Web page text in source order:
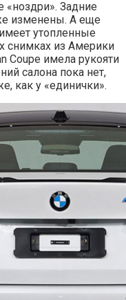
Задние
изменены. А еще
утопленные
снимках из Америки
Coupe имела рукояти
салона пока нет,
как у «единички».